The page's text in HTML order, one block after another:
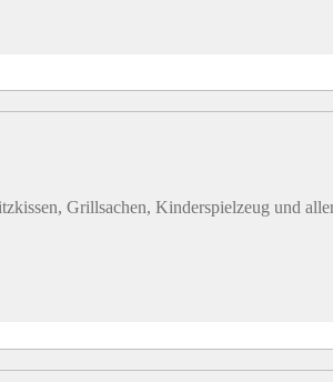
Grillsachen, Kinderspielzeug und